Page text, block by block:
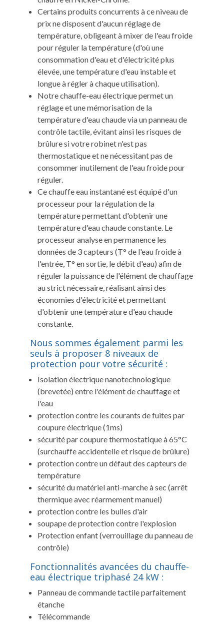
Certains produits concurrents à ce niveau de
prix ne disposent d'aucun réglage de
température, obligeant à mixer de l'eau froide
pour réguler la température (d'où une
consommation d'eau et d'électricité plus
élevée, une température d'eau instable et
longue à régler à chaque utilisation).
Notre chauffe-eau électrique permet un
réglage et une mémorisation de la
température d'eau chaude via un panneau de
contrôle tactile, évitant ainsi les risques de
brûlure si votre robinet n'est pas
thermostatique et ne nécessitant pas de
consommer inutilement de l'eau froide pour
réguler.
Ce chauffe eau instantané est équipé d'un
processeur pour la régulation de la
température permettant d'obtenir une
température d'eau chaude constante. Le
processeur analyse en permanence les
données de 3 capteurs (T° de l'eau froide à
l'entrée, T° en sortie, le débit d'eau) afin de
réguler la puissance de l'élément de chauffage
au strict nécessaire, réalisant ainsi des
économies d'électricité et permettant
d'obtenir une température d'eau chaude
constante.
Nous sommes également parmi les
seuls à proposer 8 niveaux de
protection pour votre sécurité :
Isolation électrique nanotechnologique
(brevetée) entre l'élément de chauffage et
l'eau
protection contre les courants de fuites par
coupure électrique (1ms)
sécurité par coupure thermostatique à 65°C
(surchauffe accidentelle et risque de brûlure)
protection contre un défaut des capteurs de
température
sécurité du matériel anti-marche à sec (arrêt
thermique avec réarmement manuel)
protection contre les bulles d'air
soupape de protection contre l'explosion
Protection enfant (verrouillage du panneau de
contrôle)
Fonctionnalités avancées du chauffe-
eau électrique triphasé 24 kW :
Panneau de commande tactile parfaitement
étanche
Télécommande